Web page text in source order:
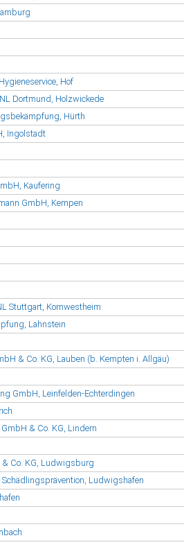
Hof
Dortmund, Holzwickede
Hürth
Ingolstadt
Kaufering
GmbH, Kempen
Stuttgart, Kornwestheim
Lahnstein
& Co. KG, Lauben (b. Kempten i. Allgäu)
GmbH, Leinfelden-Echterdingen
& Co. KG, Lindern
& Co. KG, Ludwigsburg
Ludwigshafen